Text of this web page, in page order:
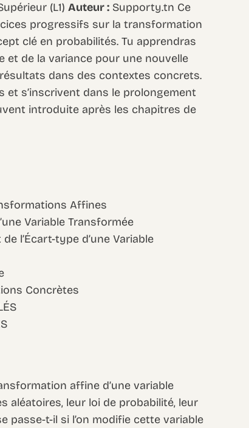
(L1)Auteur : Supporty.tn Ce
progressifs sur la transformation
clé en probabilités. Tu apprendras
et de la variance pour une nouvelle
dans des contextes concrets.
s’inscrivent dans le prolongement
introduite après les chapitres de
Affines
Variable Transformée
l’Écart-type d’une Variable
Concrètes
affine d’une variable
aléatoires, leur loi de probabilité, leur
passe-t-il si l’on modifie cette variable